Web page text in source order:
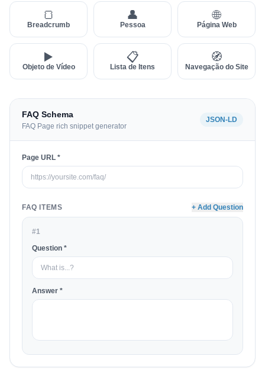
🍞
Breadcrumb
👤
Pessoa
🌐
Página Web
▶️
Objeto de Vídeo
📋
Lista de Itens
🧭
Navegação do Site
FAQ Schema
FAQ Page rich snippet generator
JSON-LD
Page URL *
FAQ ITEMS + Add Question
#1
Question *
Answer *